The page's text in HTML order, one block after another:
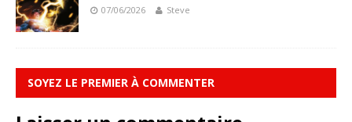
07/06/2026 Steve
SOYEZ LE PREMIER À COMMENTER